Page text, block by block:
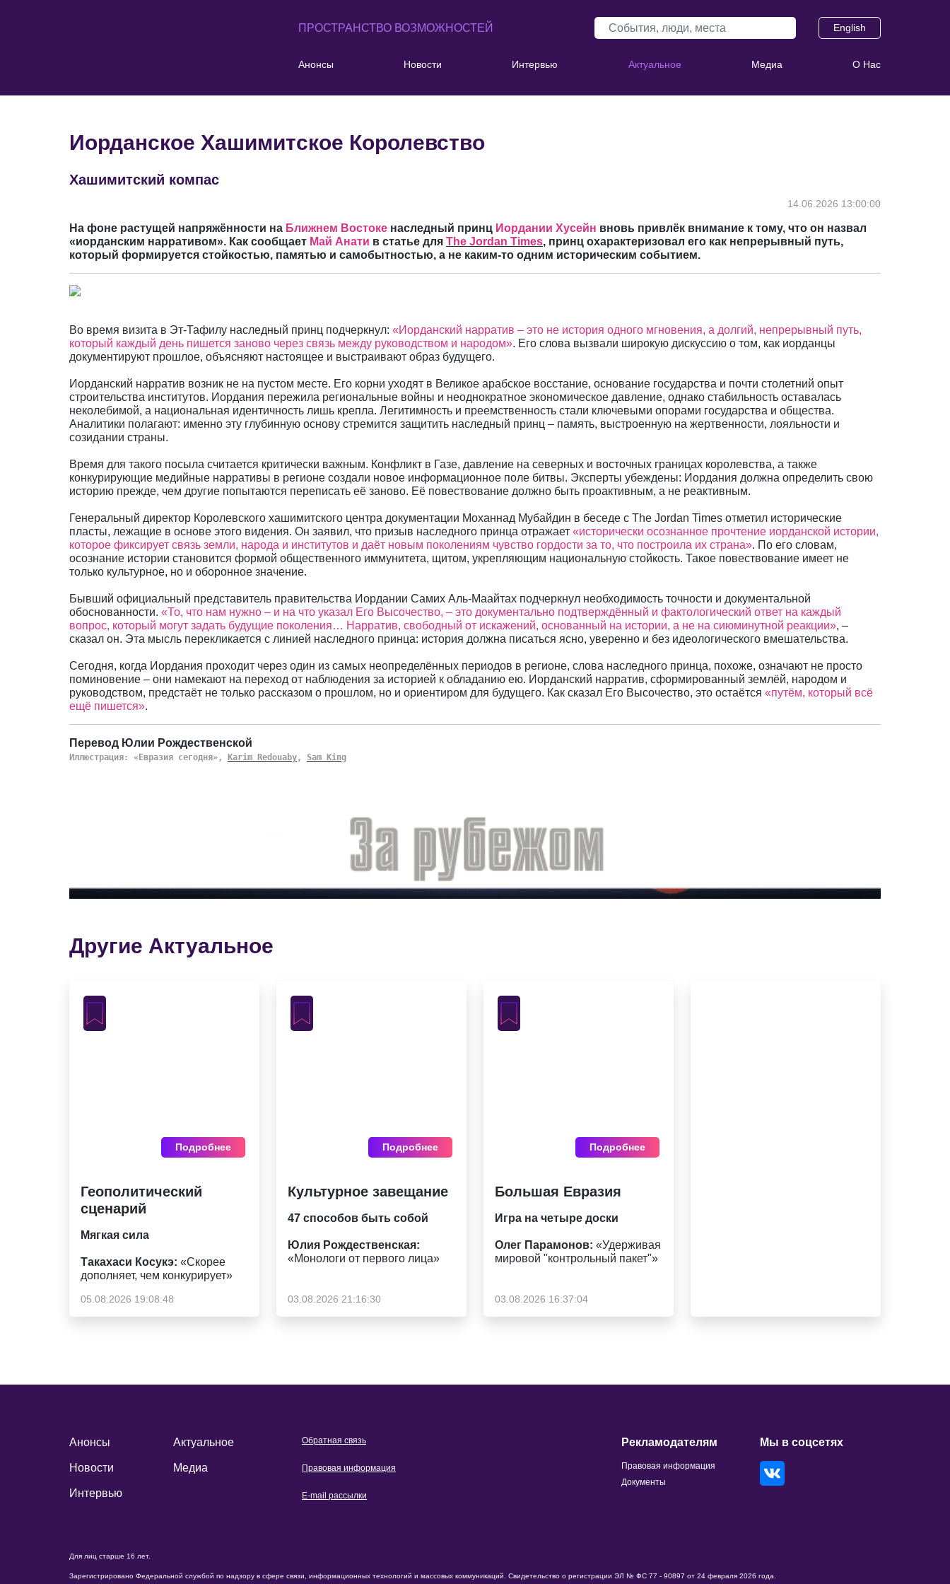
ПРОСТРАНСТВО ВОЗМОЖНОСТЕЙ English
Анонсы Новости Интервью Актуальное Медиа О Нас
Иорданское Хашимитское Королевство
Хашимитский компас
14.06.2026 13:00:00
На фоне растущей напряжённости на Ближнем Востоке наследный принц Иордании Хусейн вновь привлёк внимание к тому, что он назвал
«иорданским нарративом». Как сообщает Май Анати в статье для The Jordan Times, принц охарактеризовал его как непрерывный путь,
который формируется стойкостью, памятью и самобытностью, а не каким-то одним историческим событием.
Во время визита в Эт-Тафилу наследный принц подчеркнул: «Иорданский нарратив – это не история одного мгновения, а долгий, непрерывный путь,
который каждый день пишется заново через связь между руководством и народом». Его слова вызвали широкую дискуссию о том, как иорданцы
документируют прошлое, объясняют настоящее и выстраивают образ будущего.
Иорданский нарратив возник не на пустом месте. Его корни уходят в Великое арабское восстание, основание государства и почти столетний опыт
строительства институтов. Иордания пережила региональные войны и неоднократное экономическое давление, однако стабильность оставалась
неколебимой, а национальная идентичность лишь крепла. Легитимность и преемственность стали ключевыми опорами государства и общества.
Аналитики полагают: именно эту глубинную основу стремится защитить наследный принц – память, выстроенную на жертвенности, лояльности и
созидании страны.
Время для такого посыла считается критически важным. Конфликт в Газе, давление на северных и восточных границах королевства, а также
конкурирующие медийные нарративы в регионе создали новое информационное поле битвы. Эксперты убеждены: Иордания должна определить свою
историю прежде, чем другие попытаются переписать её заново. Её повествование должно быть проактивным, а не реактивным.
Генеральный директор Королевского хашимитского центра документации Моханнад Мубайдин в беседе с The Jordan Times отметил исторические
пласты, лежащие в основе этого видения. Он заявил, что призыв наследного принца отражает «исторически осознанное прочтение иорданской истории,
которое фиксирует связь земли, народа и институтов и даёт новым поколениям чувство гордости за то, что построила их страна». По его словам,
осознание истории становится формой общественного иммунитета, щитом, укрепляющим национальную стойкость. Такое повествование имеет не
только культурное, но и оборонное значение.
Бывший официальный представитель правительства Иордании Самих Аль-Маайтах подчеркнул необходимость точности и документальной
обоснованности. «То, что нам нужно – и на что указал Его Высочество, – это документально подтверждённый и фактологический ответ на каждый
вопрос, который могут задать будущие поколения… Нарратив, свободный от искажений, основанный на истории, а не на сиюминутной реакции», –
сказал он. Эта мысль перекликается с линией наследного принца: история должна писаться ясно, уверенно и без идеологического вмешательства.
Сегодня, когда Иордания проходит через один из самых неопределённых периодов в регионе, слова наследного принца, похоже, означают не просто
поминовение – они намекают на переход от наблюдения за историей к обладанию ею. Иорданский нарратив, сформированный землёй, народом и
руководством, предстаёт не только рассказом о прошлом, но и ориентиром для будущего. Как сказал Его Высочество, это остаётся «путём, который всё
ещё пишется».
Перевод Юлии Рождественской
Иллюстрация: «Евразия сегодня», Karim Redouaby, Sam King
Другие Актуальное
Подробнее
Геополитический
сценарий
Мягкая сила
Такахаси Косукэ: «Скорее
дополняет, чем конкурирует»
05.08.2026 19:08:48
Подробнее
Культурное завещание
47 способов быть собой
Юлия Рождественская:
«Монологи от первого лица»
03.08.2026 21:16:30
Подробнее
Большая Евразия
Игра на четыре доски
Олег Парамонов: «Удерживая
мировой "контрольный пакет"»
03.08.2026 16:37:04
Анонсы
Новости
Интервью
Актуальное
Медиа
Обратная связь
Правовая информация
E-mail рассылки
Рекламодателям
Правовая информация
Документы
Мы в соцсетях
Для лиц старше 16 лет.
Зарегистрировано Федеральной службой по надзору в сфере связи, информационных технологий и массовых коммуникаций. Свидетельство о регистрации ЭЛ № ФС 77 - 90897 от 24 февраля 2026 года.